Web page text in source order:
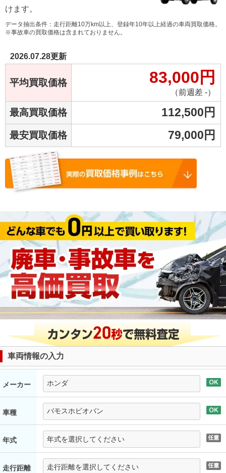
けます。
データ抽出条件：走行距離10万km以上、登録年10年以上経過の車両買取価格。
※事故車の買取価格は含まれておりません。
2026.07.28更新
平均買取価格 83,000 円
（前週差 -）
最高買取価格 112,500 円
最安買取価格 79,000 円
車両情報の入力
メーカー
車種
年式
走行距離